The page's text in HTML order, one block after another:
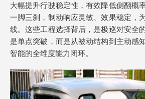
大幅提升行驶稳定性，有效降低侧翻概
一脚三刹，制动响应灵敏、效果稳定，
线。这些工程选择背后，是极巡对安全
是单点突破，而是从被动结构到主动感
智能的全维度能力闭环。